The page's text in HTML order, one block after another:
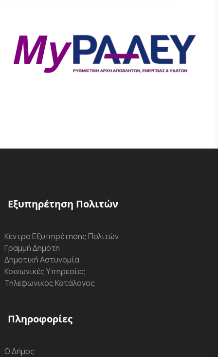
Εξυπηρέτηση Πολιτών
Κέντρο Εξυπηρέτησης Πολιτών
Γραμμή Δημότη
Δημοτική Αστυνομία
Κοινωνικές Υπηρεσίες
Τηλεφωνικός Κατάλογος
Πληροφορίες
Ο Δήμος